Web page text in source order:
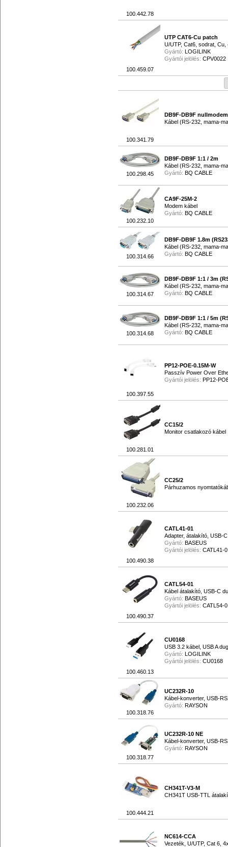
100.442.78
100.459.07
UTP CAT6-Cu patch
U/UTP, Cat6, sodrat,
Gyártó: LOGILINK
Gyártói jelölés: CPV0022
100.341.79
DB9F-DB9F
Kábel (RS-232, mama-
100.298.45
DB9F-DB9F 1:1 / 2m
Kábel (RS-232, mama-
Gyártó: BQ CABLE
100.232.10
CA9F-25M-2
Modem kábel
Gyártó: BQ CABLE
100.314.66
DB9F-DB9F 1.8m
Kábel (RS-232, mama-
Gyártó: BQ CABLE
100.314.67
DB9F-DB9F 1:1 / 3m
Kábel (RS-232, mama-
Gyártó: BQ CABLE
100.314.68
DB9F-DB9F 1:1 / 5m
Kábel (RS-232, mama-
Gyártó: BQ CABLE
100.397.55
PP12-POE-0.15M-W
Passzív Power Over
Gyártói jelölés: PP12-
100.281.01
CC15/2
Monitor csatlakozó kábel
100.232.06
CC25/2
Párhuzamos
100.490.38
CATL41-01
Adapter, átalakító, USB-
Gyártó: BASEUS
Gyártói jelölés: CATL41-
100.490.37
CATL54-01
Kábel átalakító, USB-C
Gyártó: BASEUS
Gyártói jelölés: CATL54-
100.460.13
CU0168
USB 3.2 kábel, USB A
Gyártó: LOGILINK
Gyártói jelölés: CU0168
100.318.76
UC232R-10
Kábel-konverter, USB-
Gyártó: RAYSON
100.318.77
UC232R-10 NE
Kábel-konverter, USB-
Gyártó: RAYSON
100.444.21
CH341T-V3-M
CH341T USB-TTL
NC614-CCA
Vezeték, U/UTP, Cat 6,